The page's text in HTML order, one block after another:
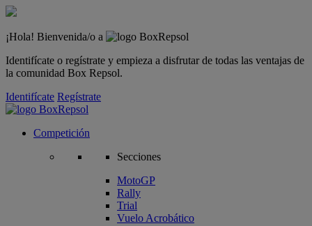
¡Hola! Bienvenida/o a
Identifícate o regístrate y empieza a disfrutar de todas las ventajas de
la comunidad Box Repsol.
Identifícate Regístrate
Competición
Secciones
MotoGP
Rally
Trial
Vuelo Acrobático